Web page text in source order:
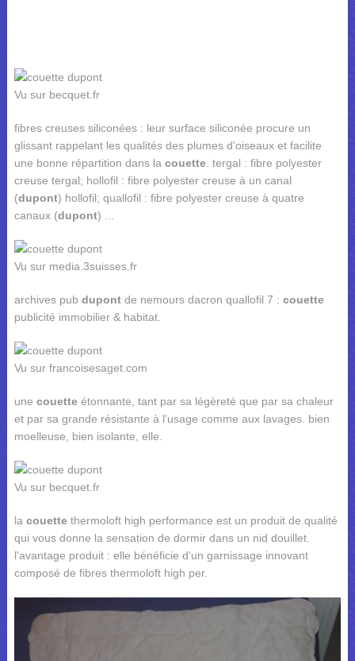
Vu sur becquet.fr
fibres creuses siliconées : leur surface siliconée procure un
glissant rappelant les qualités des plumes d'oiseaux et facilite
une bonne répartition dans la couette. tergal : fibre polyester
creuse tergal; hollofil : fibre polyester creuse à un canal
(dupont) hollofil; quallofil : fibre polyester creuse à quatre
canaux (dupont) ...
Vu sur media.3suisses.fr
archives pub dupontde nemours dacron quallofil 7 : couette
publicité immobilier & habitat.
Vu sur francoisesaget.com
une couetteétonnante, tant par sa légèreté que par sa chaleur
et par sa grande résistante à l'usage comme aux lavages. bien
moelleuse, bien isolante, elle.
Vu sur becquet.fr
la couettethermoloft high performance est un produit de qualité
qui vous donne la sensation de dormir dans un nid douillet.
l'avantage produit : elle bénéficie d'un garnissage innovant
composé de fibres thermoloft high per.